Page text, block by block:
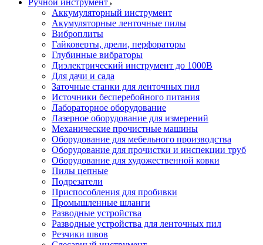
Ручной инструмент
Аккумуляторный инструмент
Акумуляторные ленточные пилы
Виброплиты
Гайковерты, дрели, перфораторы
Глубинные вибраторы
Диэлектрический инструмент до 1000В
Для дачи и сада
Заточные станки для ленточных пил
Источники бесперебойного питания
Лабораторное оборудование
Лазерное оборудование для измерений
Механические прочистные машины
Оборудование для мебельного производства
Оборудование для прочистки и инспекции труб
Оборудование для художественной ковки
Пилы цепные
Подрезатели
Приспособления для пробивки
Промышленные шланги
Разводные устройства
Разводные устройства для ленточных пил
Резчики швов